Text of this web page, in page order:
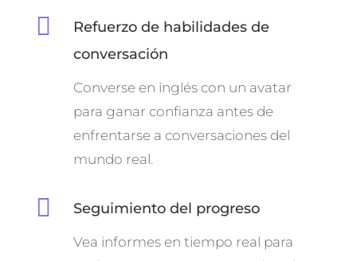

Refuerzo de habilidades de
conversación
Converse en inglés con un avatar
para ganar confianza antes de
enfrentarse a conversaciones del
mundo real.
 Seguimiento del progreso
Vea informes en tiempo real para